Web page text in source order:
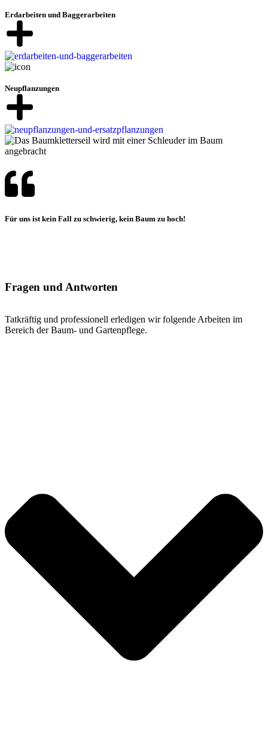
Erdarbeiten und Baggerarbeiten
Neupflanzungen
Für uns ist kein Fall zu schwierig, kein Baum zu hoch!
Fragen und Antworten
Tatkräftig und professionell erledigen wir folgende Arbeiten im
Bereich der Baum- und Gartenpflege.